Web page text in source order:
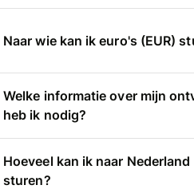
Naar wie kan ik euro's (EUR)
Welke informatie over mijn
heb ik nodig?
Hoeveel kan ik naar Nederland
sturen?